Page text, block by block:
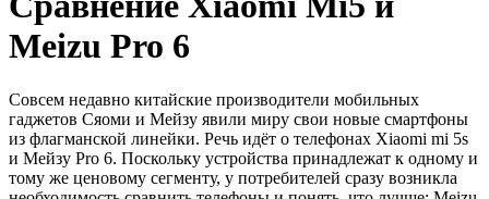
Meizu Pro 6
Совсем недавно китайские производители мобильных
гаджетов Сяоми и Мейзу явили миру свои новые смартфоны
из флагманской линейки. Речь идёт о телефонах Xiaomi mi 5s
и Мейзу Pro 6. Поскольку устройства принадлежат к одному и
тому же ценовому сегменту, у потребителей сразу возникла